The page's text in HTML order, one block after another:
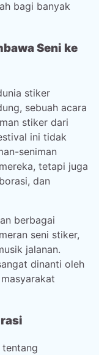
bagi banyak
Seni ke
stiker
sebuah acara
stiker dari
ini tidak
seniman
tetapi juga
dan
berbagai
seni stiker,
jalanan.
dinanti oleh
tentang